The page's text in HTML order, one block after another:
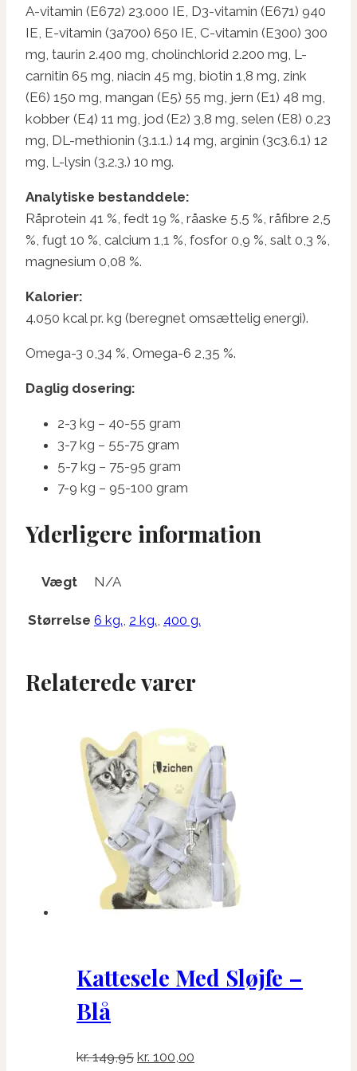
A-vitamin (E672) 23.000 IE, D3-vitamin (E671) 940
IE, E-vitamin (3a700) 650 IE, C-vitamin (E300) 300
mg, taurin 2.400 mg, cholinchlorid 2.200 mg, L-
carnitin 65 mg, niacin 45 mg, biotin 1,8 mg, zink
(E6) 150 mg, mangan (E5) 55 mg, jern (E1) 48 mg,
kobber (E4) 11 mg, jod (E2) 3,8 mg, selen (E8) 0,23
mg, DL-methionin (3.1.1.) 14 mg, arginin (3c3.6.1) 12
mg, L-lysin (3.2.3.) 10 mg.
Analytiske bestanddele:
Råprotein 41 %, fedt 19 %, råaske 5,5 %, råfibre 2,5
%, fugt 10 %, calcium 1,1 %, fosfor 0,9 %, salt 0,3 %,
magnesium 0,08 %.
Kalorier:
4.050 kcal pr. kg (beregnet omsættelig energi).
Omega-3 0,34 %, Omega-6 2,35 %.
Daglig dosering:
2-3 kg – 40-55 gram
3-7 kg – 55-75 gram
5-7 kg – 75-95 gram
7-9 kg – 95-100 gram
Yderligere information
Vægt N/A
Størrelse 6 kg. 2 kg. 400 g.
Relaterede varer
Kattesele Med Sløjfe –
Blå
kr.149,95 Den
kr. 100,00